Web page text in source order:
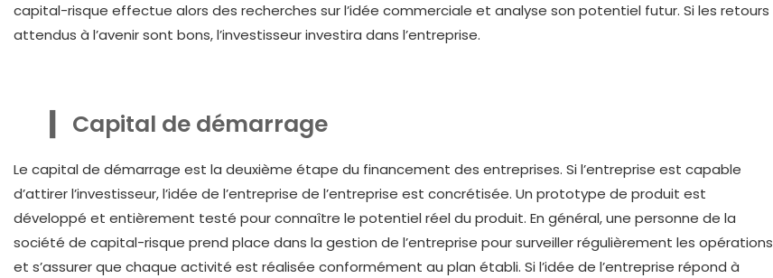
capital-risque effectue alors des recherches sur l’idée commerciale et analyse son potentiel futur. Si les retours
attendus à l’avenir sont bons, l’investisseur investira dans l’entreprise.
Capital de démarrage
Le capital de démarrage est la deuxième étape du financement des entreprises. Si l’entreprise est capable
d’attirer l’investisseur, l’idée de l’entreprise de l’entreprise est concrétisée. Un prototype de produit est
développé et entièrement testé pour connaître le potentiel réel du produit. En général, une personne de la
société de capital-risque prend place dans la gestion de l’entreprise pour surveiller régulièrement les opérations
et s’assurer que chaque activité est réalisée conformément au plan établi. Si l’idée de l’entreprise répond à